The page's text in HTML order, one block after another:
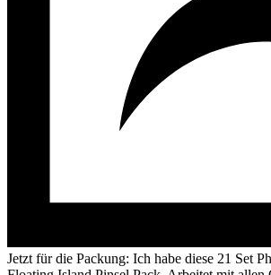
Jetzt für die Packung: Ich habe diese 21 Set